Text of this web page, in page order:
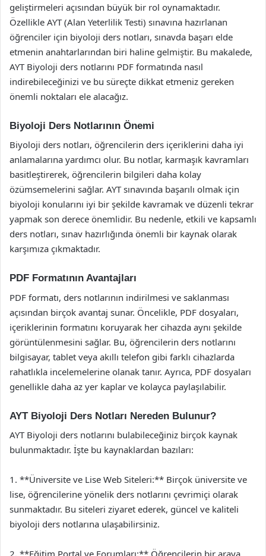
geliştirmeleri açısından büyük bir rol oynamaktadır.
Özellikle AYT (Alan Yeterlilik Testi) sınavına hazırlanan
öğrenciler için biyoloji ders notları, sınavda başarı elde
etmenin anahtarlarından biri haline gelmiştir. Bu makalede,
AYT Biyoloji ders notlarını PDF formatında nasıl
indirebileceğinizi ve bu süreçte dikkat etmeniz gereken
önemli noktaları ele alacağız.
Biyoloji Ders Notlarının Önemi
Biyoloji ders notları, öğrencilerin ders içeriklerini daha iyi
anlamalarına yardımcı olur. Bu notlar, karmaşık kavramları
basitleştirerek, öğrencilerin bilgileri daha kolay
özümsemelerini sağlar. AYT sınavında başarılı olmak için
biyoloji konularını iyi bir şekilde kavramak ve düzenli tekrar
yapmak son derece önemlidir. Bu nedenle, etkili ve kapsamlı
ders notları, sınav hazırlığında önemli bir kaynak olarak
karşımıza çıkmaktadır.
PDF Formatının Avantajları
PDF formatı, ders notlarının indirilmesi ve saklanması
açısından birçok avantaj sunar. Öncelikle, PDF dosyaları,
içeriklerinin formatını koruyarak her cihazda aynı şekilde
görüntülenmesini sağlar. Bu, öğrencilerin ders notlarını
bilgisayar, tablet veya akıllı telefon gibi farklı cihazlarda
rahatlıkla incelemelerine olanak tanır. Ayrıca, PDF dosyaları
genellikle daha az yer kaplar ve kolayca paylaşılabilir.
AYT Biyoloji Ders Notları Nereden Bulunur?
AYT Biyoloji ders notlarını bulabileceğiniz birçok kaynak
bulunmaktadır. İşte bu kaynaklardan bazıları:
1. **Üniversite ve Lise Web Siteleri:** Birçok üniversite ve
lise, öğrencilerine yönelik ders notlarını çevrimiçi olarak
sunmaktadır. Bu siteleri ziyaret ederek, güncel ve kaliteli
biyoloji ders notlarına ulaşabilirsiniz.
2. **Eğitim Portal ve Forumları:** Öğrencilerin bir araya